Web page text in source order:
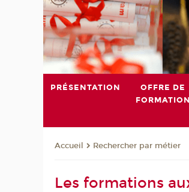
PRÉSENTATION
OFFRE DE
FORMATION
Accueil Rechercher par métier
Les formations